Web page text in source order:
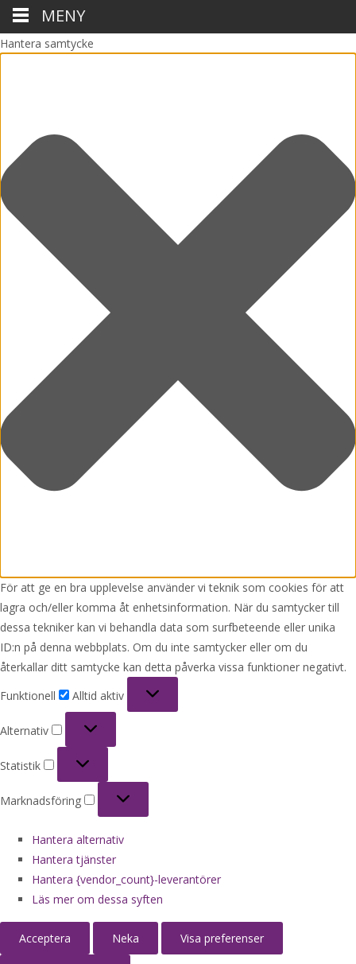
Hantera samtycke
För att ge en bra upplevelse använder vi teknik som cookies för att
lagra och/eller komma åt enhetsinformation. När du samtycker till
dessa tekniker kan vi behandla data som surfbeteende eller unika
ID:n på denna webbplats. Om du inte samtycker eller om du
återkallar ditt samtycke kan detta påverka vissa funktioner negativt.
Funktionell
Alltid aktiv
Alternativ
Statistik
Marknadsföring
Hantera alternativ
Hantera tjänster
Hantera {vendor_count}-leverantörer
Läs mer om dessa syften
Acceptera Neka Visa preferenser
MENY